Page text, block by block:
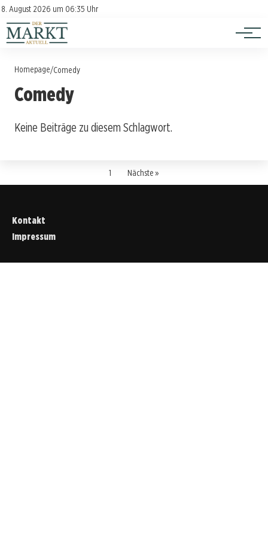
8. August 2026 um 06:35 Uhr
Kontakt
Impressum
Investition
Verbraucherschutz
Homepage/Comedy
Comedy
Keine Beiträge zu diesem Schlagwort.
1 Nächste »
Kontakt
Impressum